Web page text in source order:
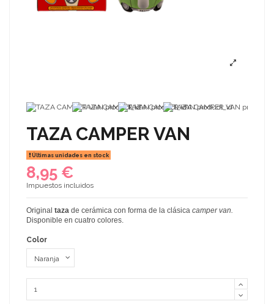
TAZA CAMPER VAN
Últimas unidades en stock
8,95 €
Impuestos incluidos
Original taza de cerámica con forma de la clásica camper van.
Disponible en cuatro colores.
Color